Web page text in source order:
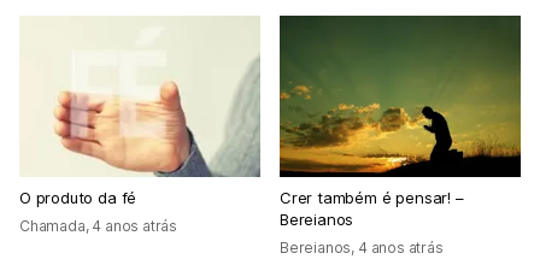
O produto da fé
Chamada, 4 anos atrás
Crer também é pensar! –
Bereianos
Bereianos, 4 anos atrás